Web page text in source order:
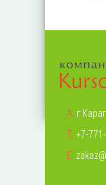
А:
Т: +7-
Е: